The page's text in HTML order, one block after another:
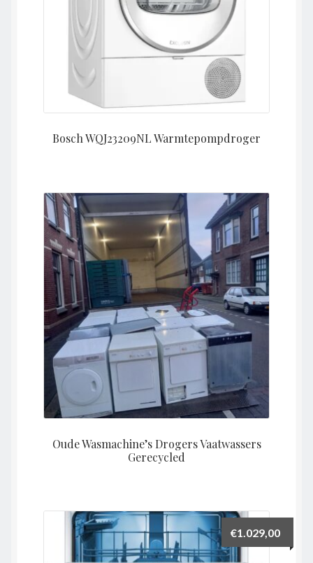
Bosch WQJ23209NL Warmtepompdroger
Oude Wasmachine’s Drogers Vaatwassers
Gerecycled
€1.029,00